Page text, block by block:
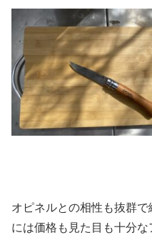
オピネルとの相性も抜群
には価格も見た目も十分な